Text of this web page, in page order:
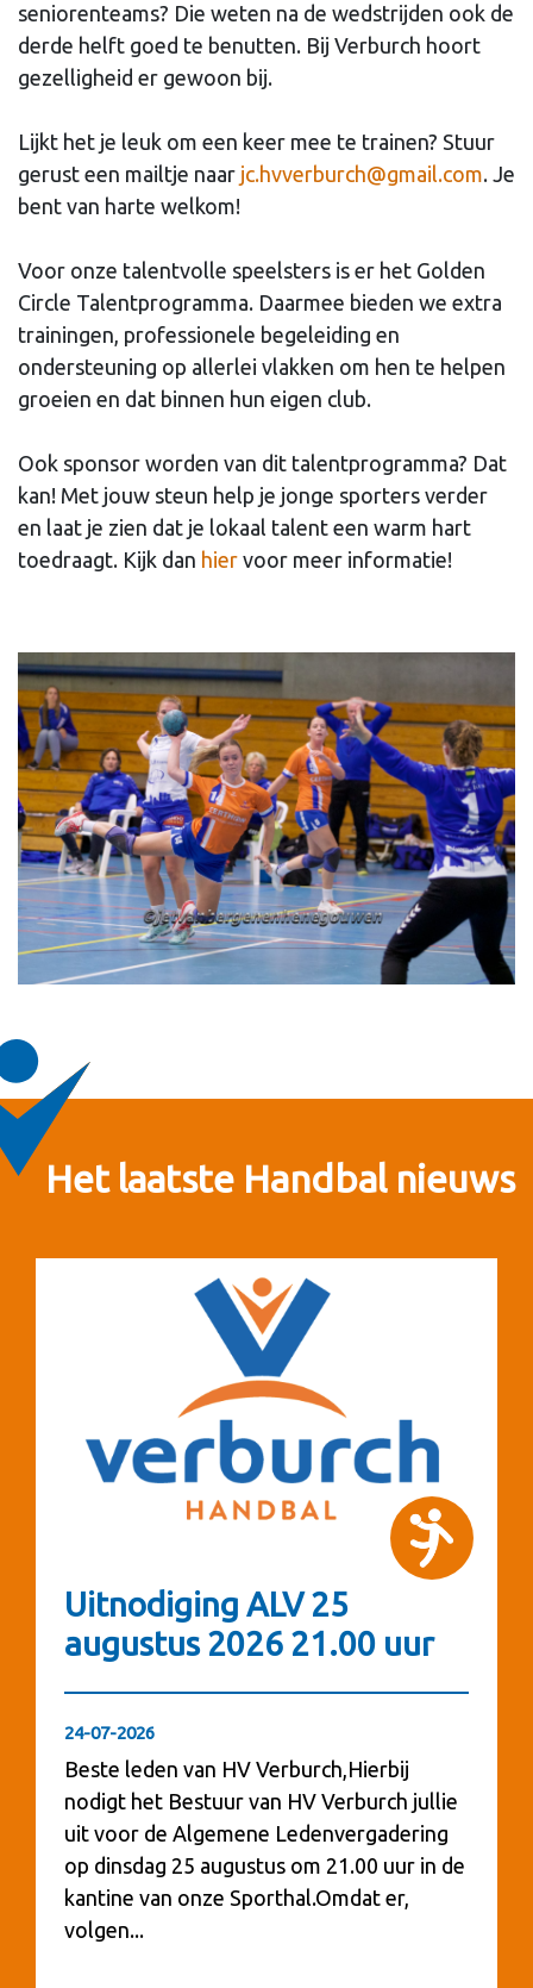
seniorenteams? Die weten na de wedstrijden ook de
derde helft goed te benutten. Bij Verburch hoort
gezelligheid er gewoon bij.
Lijkt het je leuk om een keer mee te trainen? Stuur
gerust een mailtje naar jc.hvverburch@gmail.com. Je
bent van harte welkom!
Voor onze talentvolle speelsters is er het Golden
Circle Talentprogramma. Daarmee bieden we extra
trainingen, professionele begeleiding en
ondersteuning op allerlei vlakken om hen te helpen
groeien en dat binnen hun eigen club.
Ook sponsor worden van dit talentprogramma? Dat
kan! Met jouw steun help je jonge sporters verder
en laat je zien dat je lokaal talent een warm hart
toedraagt. Kijk dan hier voor meer informatie!
Het laatste Handbal nieuws
Uitnodiging ALV 25
augustus 2026 21.00 uur
24-07-2026
Beste leden van HV Verburch,Hierbij
nodigt het Bestuur van HV Verburch jullie
uit voor de Algemene Ledenvergadering
op dinsdag 25 augustus om 21.00 uur in de
kantine van onze Sporthal.Omdat er,
volgen...